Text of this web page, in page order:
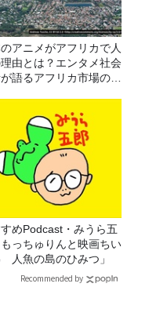
アニメがアフリカで人
由とは？エンタメ社会
語るアフリカ市場のリ
めPodcast・みうら五
っちゅりんと映画ちい
人魚の島のひみつ」
Recommended by